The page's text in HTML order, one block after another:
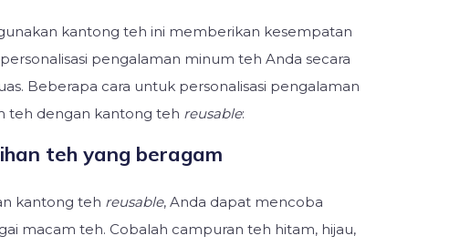
kantong teh ini memberikan kesempatan
pengalaman minum teh Anda secara
Beberapa cara untuk personalisasi pengalaman
teh dengan kantong teh reusable:
teh yang beragam
kantong teh reusable, Anda dapat mencoba
macam teh. Cobalah campuran teh hitam, hijau,